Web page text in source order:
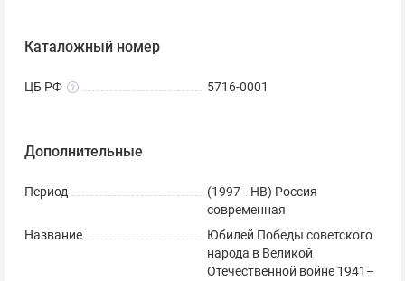
Каталожный номер
ЦБ РФ 5716-0001
Дополнительные
Период
(1997—НВ) Россия
современная
Название
Юбилей Победы советского
народа в Великой
Отечественной войне 1941–